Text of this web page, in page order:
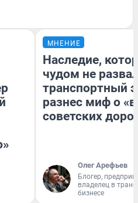
МНЕНИЕ
Наследие,
чудом не
транспортный
разнес миф о
советских
Олег Арефьев
Блогер,
владелец в
бизнесе